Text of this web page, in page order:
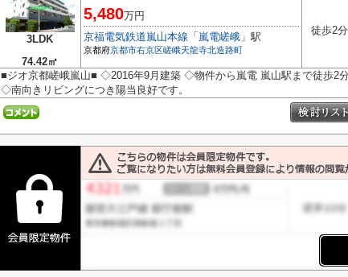
3LDK
74.42㎡
5,480万円
京福電気鉄道嵐山本線 「 嵐電嵯峨 」駅
京都府京都市右京区嵯峨天龍寺北造路町
徒歩2分
■ジオ京都嵯峨嵐山■ ◇2016年9月建築 ◇物件から嵐電 嵐山駅まで徒歩2
◇南向きリビングにつき陽当良好です。